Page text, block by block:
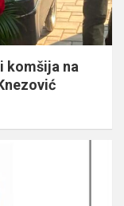
komšija na